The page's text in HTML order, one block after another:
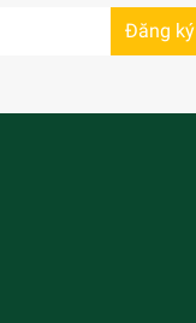
Đăng ký